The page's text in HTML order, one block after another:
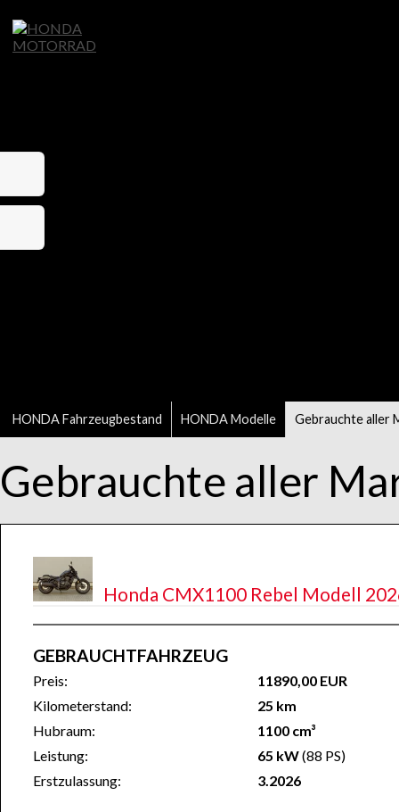
HONDA Fahrzeugbestand HONDA Modelle Gebrauchte aller
Gebrauchte aller
Honda CMX1100 Rebel Modell
GEBRAUCHTFAHRZEUG
Preis:
11890,00 EUR
Kilometerstand:
25 km
Hubraum:
1100 cm³
Leistung:
65 kW(88 PS)
Erstzulassung:
3.2026